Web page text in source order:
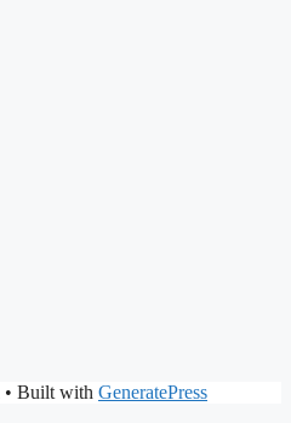
• Built with GeneratePress